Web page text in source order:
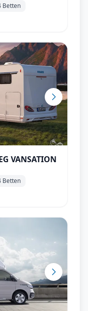
Betten
VANSATION
Betten